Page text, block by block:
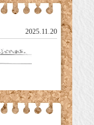
2025.11.20